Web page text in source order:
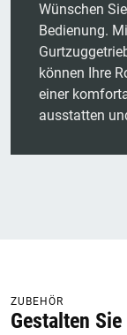
Wünschen
Bedienung.
können Ihre
einer
ausstatten
ZUBEHÖR
Gestalten